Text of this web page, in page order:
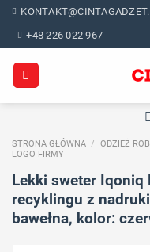
Skip
content
+48 226 022 967
STRONA GŁÓWNA / ODZIEŻ
LOGO FIRMY
Lekki sweter Iqoniq
recyklingu z
bawełna, kolor: